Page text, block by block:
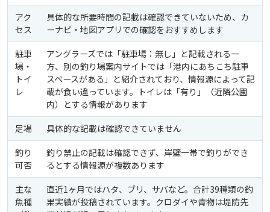
アク
セス
具体的な所要時間の記載は確認できていないため、カ
ーナビ・地図アプリでの確認をおすすめします
駐車
場・
トイ
レ
アングラーズでは「駐車場：無し」と記載される一
方、別の釣り場案内サイトでは「港内にあちこち駐車
スペースがある」と紹介されており、情報源によって記
載が食い違っています。トイレは「有り」（近隣公園
内）とする情報があります
足場
具体的な記載は確認できていません
釣り
可否
釣り禁止の記載は確認できず、岸壁一帯で釣りができ
るとする情報源が複数あります
主な
魚種
直近1ヶ月ではハタ、ブリ、サバなど。合計39種類の釣
果実績が投稿されています。クロダイや青物は堤防先